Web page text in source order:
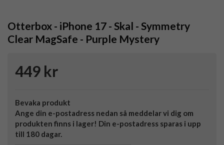
Otterbox - iPhone 17 - Skal - Symmetry
Clear MagSafe - Purple Mystery
449 kr
Bevaka produkt
Ange din e-postadress nedan så meddelar vi dig om
produkten finns i lager! Din e-postadress sparas i upp
till 180 dagar.